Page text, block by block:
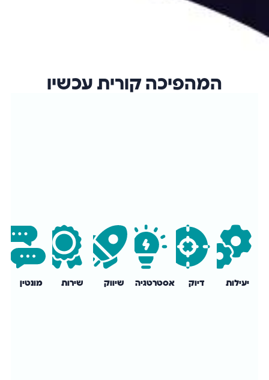
המהפיכה קורית עכשיו
יעילות דיוק אסטרטגיה שיווק שירות מונטין